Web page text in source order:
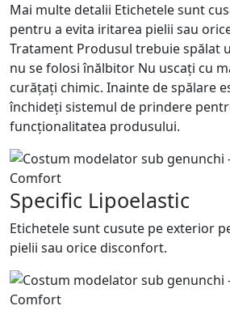
Mai multe detalii Etichetele sunt
pentru a evita iritarea pielii sau
Tratament Produsul trebuie spălat
nu se folosi înălbitor Nu uscați cu
curățați chimic. Inainte de spălare
închideți sistemul de prindere
funcționalitatea produsului.
Specific Lipoelastic
Etichetele sunt cusute pe exterior
pielii sau orice disconfort.